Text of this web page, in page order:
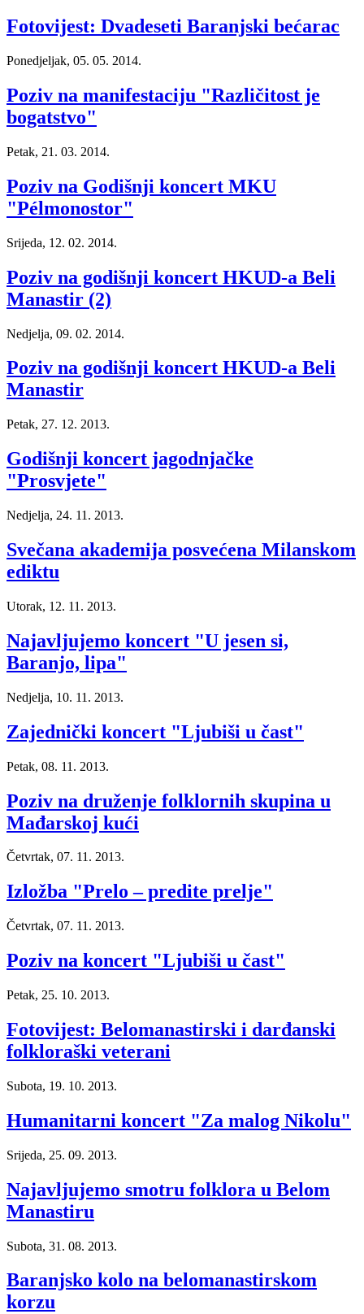
Fotovijest: Dvadeseti Baranjski bećarac
Ponedjeljak, 05. 05. 2014.
Poziv na manifestaciju "Različitost je
bogatstvo"
Petak, 21. 03. 2014.
Poziv na Godišnji koncert MKU
"Pélmonostor"
Srijeda, 12. 02. 2014.
Poziv na godišnji koncert HKUD-a Beli
Manastir (2)
Nedjelja, 09. 02. 2014.
Poziv na godišnji koncert HKUD-a Beli
Manastir
Petak, 27. 12. 2013.
Godišnji koncert jagodnjačke
"Prosvjete"
Nedjelja, 24. 11. 2013.
Svečana akademija posvećena Milanskom
ediktu
Utorak, 12. 11. 2013.
Najavljujemo koncert "U jesen si,
Baranjo, lipa"
Nedjelja, 10. 11. 2013.
Zajednički koncert "Ljubiši u čast"
Petak, 08. 11. 2013.
Poziv na druženje folklornih skupina u
Mađarskoj kući
Četvrtak, 07. 11. 2013.
Izložba "Prelo – predite prelje"
Četvrtak, 07. 11. 2013.
Poziv na koncert "Ljubiši u čast"
Petak, 25. 10. 2013.
Fotovijest: Belomanastirski i darđanski
folkloraški veterani
Subota, 19. 10. 2013.
Humanitarni koncert "Za malog Nikolu"
Srijeda, 25. 09. 2013.
Najavljujemo smotru folklora u Belom
Manastiru
Subota, 31. 08. 2013.
Baranjsko kolo na belomanastirskom
korzu